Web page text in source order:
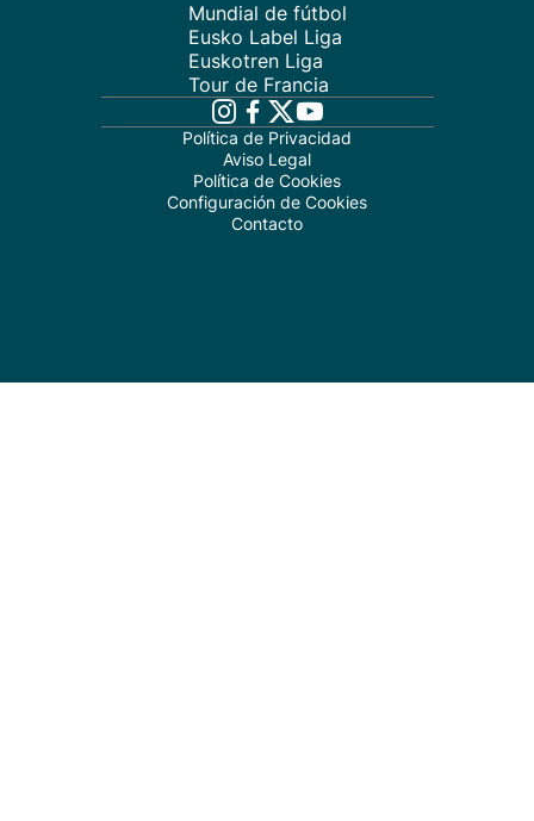
Mundial de fútbol
Eusko Label Liga
Euskotren Liga
Tour de Francia
Política de Privacidad
Aviso Legal
Política de Cookies
Configuración de Cookies
Contacto